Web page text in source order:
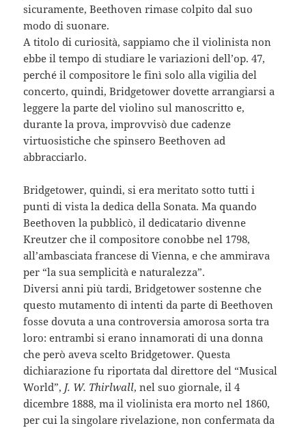
sicuramente, Beethoven rimase colpito dal suo
modo di suonare.
A titolo di curiosità, sappiamo che il violinista non
ebbe il tempo di studiare le variazioni dell’op. 47,
perché il compositore le finì solo alla vigilia del
concerto, quindi, Bridgetower dovette arrangiarsi a
leggere la parte del violino sul manoscritto e,
durante la prova, improvvisò due cadenze
virtuosistiche che spinsero Beethoven ad
abbracciarlo.
Bridgetower, quindi, si era meritato sotto tutti i
punti di vista la dedica della Sonata. Ma quando
Beethoven la pubblicò, il dedicatario divenne
Kreutzer che il compositore conobbe nel 1798,
all’ambasciata francese di Vienna, e che ammirava
per “la sua semplicità e naturalezza”.
Diversi anni più tardi, Bridgetower sostenne che
questo mutamento di intenti da parte di Beethoven
fosse dovuta a una controversia amorosa sorta tra
loro: entrambi si erano innamorati di una donna
che però aveva scelto Bridgetower. Questa
dichiarazione fu riportata dal direttore del “Musical
World”, J. W. Thirlwall, nel suo giornale, il 4
dicembre 1888, ma il violinista era morto nel 1860,
per cui la singolare rivelazione, non confermata da